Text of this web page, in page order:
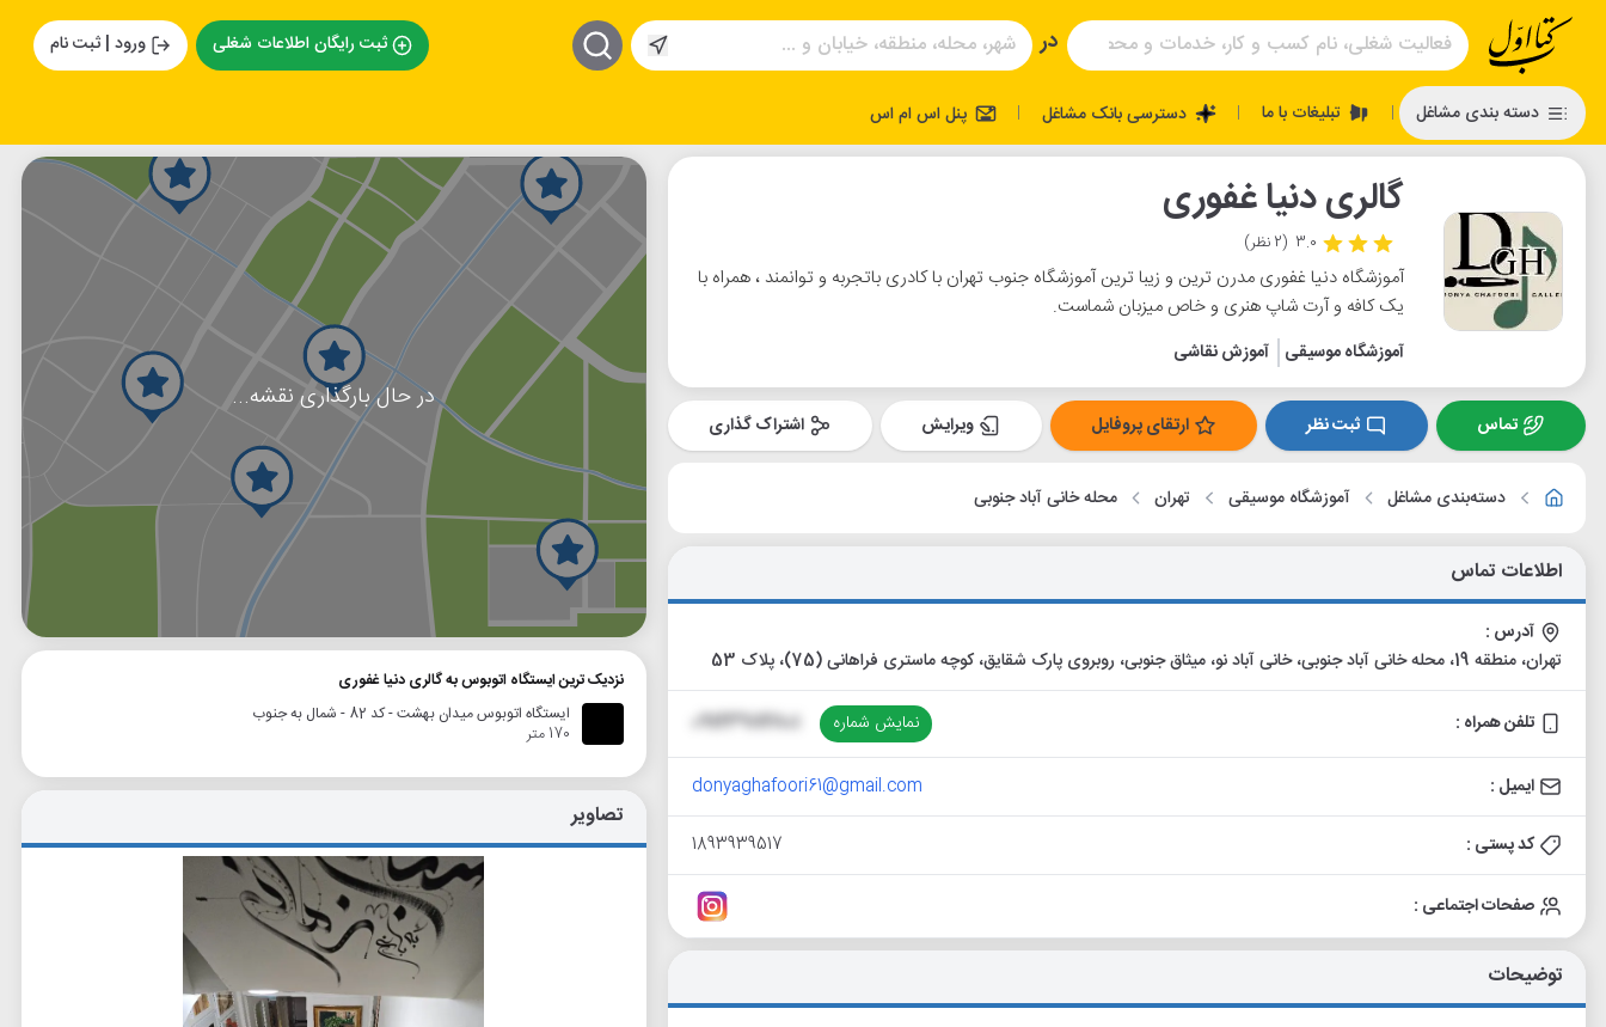
در ثبت رایگان اطلاعات شغلی ورود | ثبت نام
دسته بندی مشاغل | تبلیغات با ما | دسترسی بانک مشاغل | پنل اس ام اس
گالری دنیا غفوری
3.0 (2 نظر)
آموزشگاه دنیا غفوری مدرن ترین و زیبا ترین آموزشگاه جنوب تهران با کادری باتجربه و توانمند ، همراه با
یک کافه و آرت شاپ هنری و خاص میزبان شماست.
آموزشگاه موسیقی آموزش نقاشی
تماس ثبت نظر ارتقای پروفایل ویرایش اشتراک گذاری
دسته‌بندی مشاغل آموزشگاه موسیقی تهران محله خانی آباد جنوبی
اطلاعات تماس
آدرس :
تهران، منطقه 19، محله خانی آباد جنوبی، خانی آباد نو، میثاق جنوبی، روبروی پارک شقایق، کوچه ماستری فراهانی (75)، پلاک 53
تلفن همراه : نمایش شماره 09123984801
ایمیل : donyaghafoori61@gmail.com
کد پستی : 1893939517
صفحات اجتماعی :
توضیحات
در حال بارگذاری نقشه...
نزدیک ترین ایستگاه اتوبوس به گالری دنیا غفوری
ایستگاه اتوبوس میدان بهشت - کد 82 - شمال به جنوب
170 متر
تصاویر